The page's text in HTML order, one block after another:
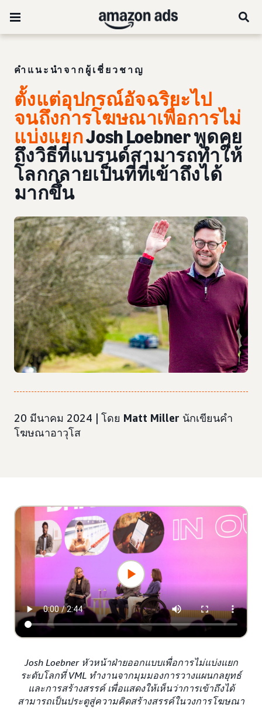
คำแนะนำจากผู้เชี่ยวชาญ
ตั้งแต่อุปกรณ์อัจฉริยะไป
จนถึงการโฆษณาเพื่อการไม่
แบ่งแยกJosh Loebner พูดคุย
ถึงวิธีที่แบรนด์สามารถทำให้
โลกกลายเป็นที่ที่เข้าถึงได้
มากขึ้น
20 มีนาคม 2024 | โดย Matt Miller นักเขียนคำ
โฆษณาอาวุโส
Josh Loebner หัวหน้าฝ่ายออกแบบเพื่อการไม่แบ่งแยก
ระดับโลกที่ VML ทำงานจากมุมมองการวางแผนกลยุทธ์
และการสร้างสรรค์ เพื่อแสดงให้เห็นว่าการเข้าถึงได้
สามารถเป็นประตูสู่ความคิดสร้างสรรค์ในวงการโฆษณา